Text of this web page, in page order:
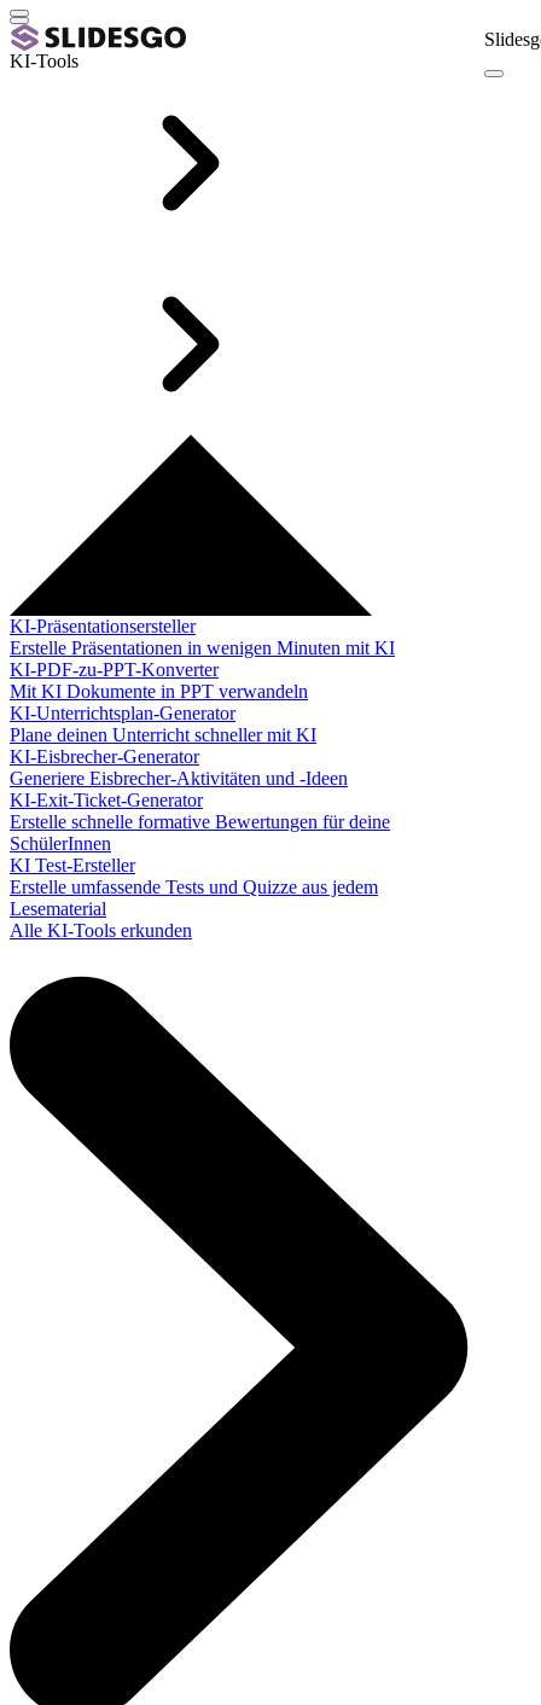
KI-Tools
KI-Präsentationsersteller
Erstelle Präsentationen in wenigen Minuten mit KI
KI-PDF-zu-PPT-Konverter
Mit KI Dokumente in PPT verwandeln
KI-Unterrichtsplan-Generator
Plane deinen Unterricht schneller mit KI
KI-Eisbrecher-Generator
Generiere Eisbrecher-Aktivitäten und -Ideen
KI-Exit-Ticket-Generator
Erstelle schnelle formative Bewertungen für deine
SchülerInnen
KI Test-Ersteller
Erstelle umfassende Tests und Quizze aus jedem
Lesematerial
Alle KI-Tools erkunden